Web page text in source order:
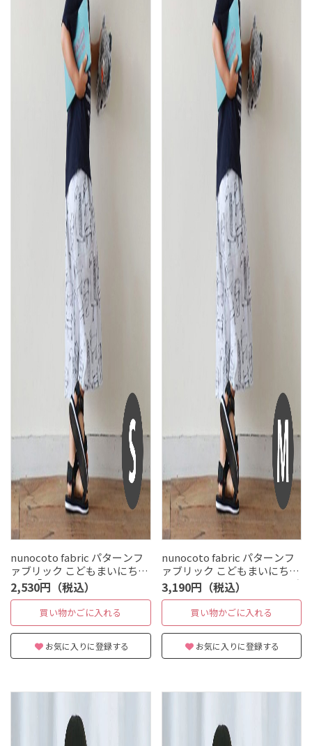
nunocoto fabric パターンフ
ァブリック こどもまいにちパ
ンツ「Lo-Fi Animals」Sサイ
ズ（110〜120cm）
2,530円（税込）
買い物かごに入れる
お気に入りに登録する
nunocoto fabric パターンフ
ァブリック こどもまいにちパ
ンツ[Lo-Fi Animals] Mサイズ
（130～140cm）
3,190円（税込）
買い物かごに入れる
お気に入りに登録する